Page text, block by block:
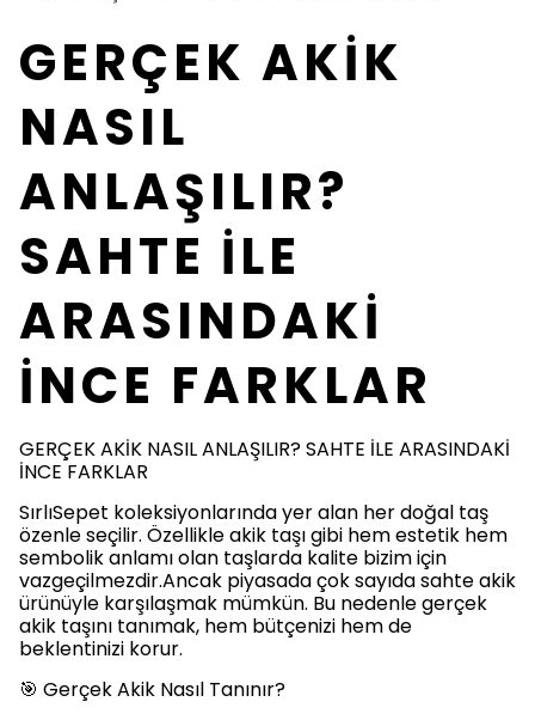
GERÇEK AKİK
NASIL
ANLAŞILIR?
SAHTE İLE
ARASINDAKİ
İNCE FARKLAR
GERÇEK AKİK NASIL ANLAŞILIR? SAHTE İLE ARASINDAKİ
İNCE FARKLAR
SırlıSepet koleksiyonlarında yer alan her doğal taş
özenle seçilir. Özellikle akik taşı gibi hem estetik hem
sembolik anlamı olan taşlarda kalite bizim için
vazgeçilmezdir.Ancak piyasada çok sayıda sahte akik
ürünüyle karşılaşmak mümkün. Bu nedenle gerçek
akik taşını tanımak, hem bütçenizi hem de
beklentinizi korur.
🎯 Gerçek Akik Nasıl Tanınır?